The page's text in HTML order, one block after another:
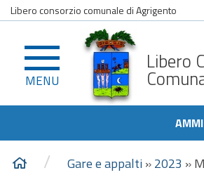
Libero consorzio comunale di Agrigento
MENU
Libero
/ Gare e appalti»2023 »